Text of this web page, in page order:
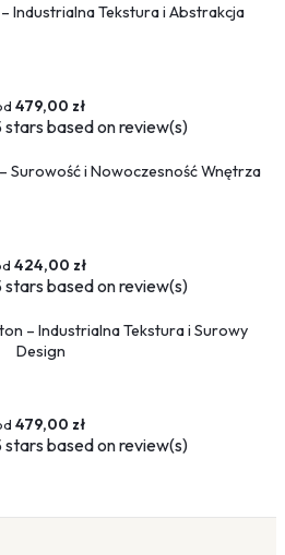
Industrialna Tekstura i Abstrakcja
479,00 zł
stars based onreview(s)
Surowość i Nowoczesność Wnętrza
424,00 zł
stars based onreview(s)
– Industrialna Tekstura i Surowy
Design
479,00 zł
stars based onreview(s)